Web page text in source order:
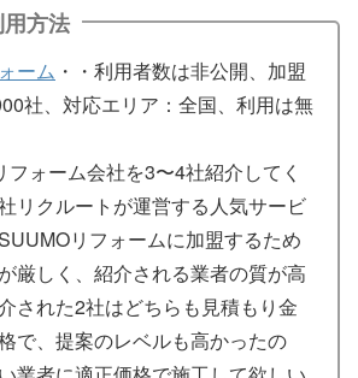
方法
ーム ・・利用者数は非公開、加盟
社、対応エリア：全国、利用は無
ォーム会社を3〜4社紹介してく
リクルートが運営する人気サービ
リフォームに加盟するため
厳しく、紹介される業者の質が高
された2社はどちらも見積もり金
で、提案のレベルも高かったの